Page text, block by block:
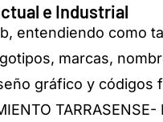
e Industrial
entendiendo como
marcas,
gráfico y códigos